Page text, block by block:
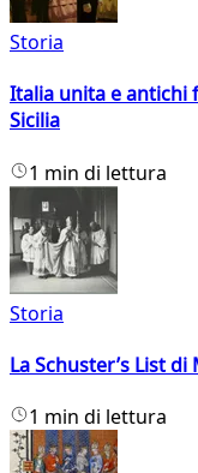
Storia
Italia unita e antichi
Sicilia
1 min di lettura
Storia
La Schuster’s List
1 min di lettura